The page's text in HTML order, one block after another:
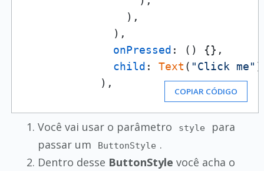
                ),
              ),
onPressed : () {},
child : Text ( "Click me"
            ),
COPIAR CÓDIGO
Você vai usar o parâmetro style
para
passar um
ButtonStyle .
Dentro desse ButtonStyle você acha o